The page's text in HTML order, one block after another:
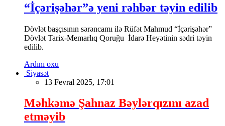
“İçərişəhər”ə yeni rəhbər təyin edilib
Dövlət başçısının sərəncamı ilə Rüfət Mahmud “İçərişəhər”
Dövlət Tarix-Memarlıq Qoruğu İdarə Heyətinin sədri təyin
edilib.
Ardını oxu
Siyasət
13 Fevral 2025, 17:01
Məhkəmə Şahnaz Bəylərqızını azad
etməyib